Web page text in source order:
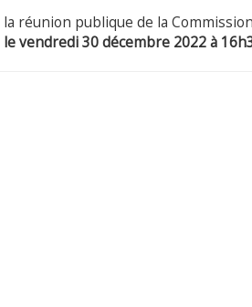
réunion publique de la
le vendredi 30 décembre 2022 à